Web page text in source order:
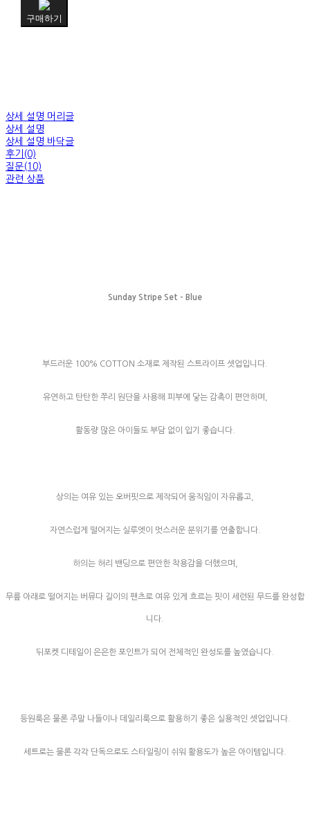
구매하기
상세 설명 머리글
상세 설명
상세 설명 바닥글
후기(0)
질문(10)
관련 상품
Sunday Stripe Set - Blue
부드러운 100% COTTON 소재로 제작된 스트라이프 셋업입니다.
유연하고 탄탄한 쭈리 원단을 사용해 피부에 닿는 감촉이 편안하며,
활동량 많은 아이들도 부담 없이 입기 좋습니다.
상의는 여유 있는 오버핏으로 제작되어 움직임이 자유롭고,
자연스럽게 떨어지는 실루엣이 멋스러운 분위기를 연출합니다.
하의는 허리 밴딩으로 편안한 착용감을 더했으며,
무릎 아래로 떨어지는 버뮤다 길이의 팬츠로 여유 있게 흐르는 핏이 세련된 무드를 완성합
니다.
뒤포켓 디테일이 은은한 포인트가 되어 전체적인 완성도를 높였습니다.
등원룩은 물론 주말 나들이나 데일리룩으로 활용하기 좋은 실용적인 셋업입니다.
세트로는 물론 각각 단독으로도 스타일링이 쉬워 활용도가 높은 아이템입니다.